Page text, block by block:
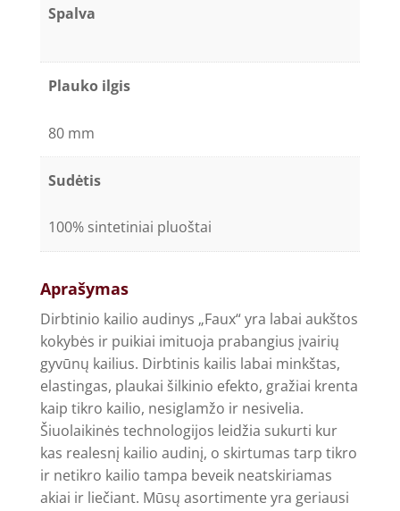
Spalva
Plauko ilgis
80 mm
Sudėtis
100% sintetiniai pluoštai
Aprašymas
Dirbtinio kailio audinys „Faux“ yra labai aukštos
kokybės ir puikiai imituoja prabangius įvairių
gyvūnų kailius. Dirbtinis kailis labai minkštas,
elastingas, plaukai šilkinio efekto, gražiai krenta
kaip tikro kailio, nesiglamžo ir nesivelia.
Šiuolaikinės technologijos leidžia sukurti kur
kas realesnį kailio audinį, o skirtumas tarp tikro
ir netikro kailio tampa beveik neatskiriamas
akiai ir liečiant. Mūsų asortimente yra geriausi